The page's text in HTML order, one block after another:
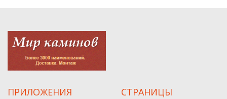
ПРИЛОЖЕНИЯ СТРАНИЦЫ